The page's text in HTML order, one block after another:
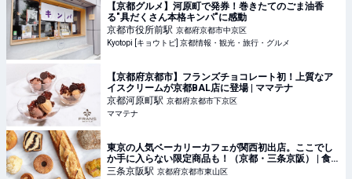
【京都グルメ】河原町で発券！巻きたてのごま油香
る"具だくさん本格キンパ"に感動
京都市役所前駅 京都府京都市中京区
Kyotopi [キョウトピ] 京都情報・観光・旅行・グルメ
【京都府京都市】フランズチョコレート初！上質なア
イスクリームが京都BAL店に登場 | ママテナ
京都河原町駅 京都府京都市下京区
ママテナ
東京の人気ベーカリーカフェが関西初出店。ここでし
か手に入らない限定商品も！（京都・三条京阪） | 食
べログマガジン
三条京阪駅 京都府京都市東山区